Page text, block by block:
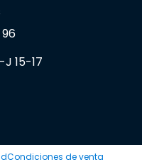
J 15-17
Condiciones de venta